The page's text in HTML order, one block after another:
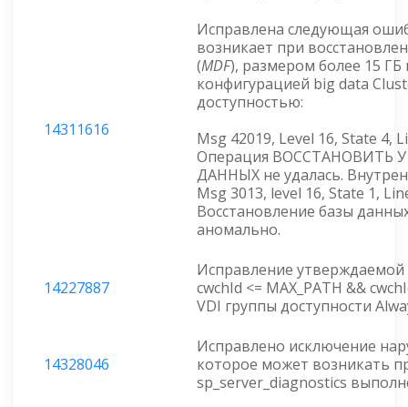
14311616
Исправлена следующая
возникает при
(MDF), размером более 15 ГБ
конфигурацией big data
доступностью:
Msg 42019, Level 16, State 4,
Операция ВОССТАНОВИТЬ
ДАННЫХ не удалась.
Msg 3013, level 16, State 1,
Восстановление базы
аномально.
14227887
Исправление
cwchId <= MAX_PATH &&
VDI группы доступности
14328046
Исправлено исключение
которое может возникать
sp_server_diagnostics